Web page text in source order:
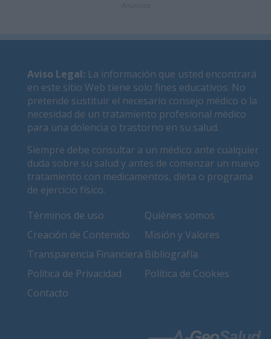
Aviso Legal: La información que usted encontrará
en este sitio Web tiene solo fines educativos. No
pretende sustituir el necesario consejo médico o la
necesidad de un tratamiento profesional médico
para una dolencia o trastorno en su salud.
Siempre debe consultar a un médico ante cualquier
duda sobre su salud y antes de comenzar un nuevo
tratamiento con medicamentos, dieta o programa
de ejercicio físico.
Términos de uso
Quiénes somos
Creación de Contenido
Misión y Valores
Transparencia Financiera Bibliografía
Política de Privacidad
Política de Cookies
Contacto